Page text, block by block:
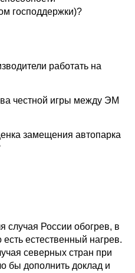
господдержки)?
работать на
честной игры между ЭМ
замещения автопарка
случая России обогрев, в
естественный нагрев.
северных стран при
бы дополнить доклад и